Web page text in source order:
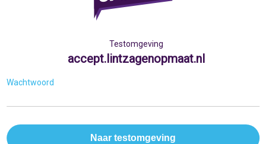
Testomgeving
accept.lintzagenopmaat.nl
Wachtwoord